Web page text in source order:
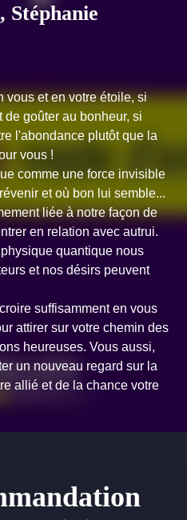
Stéphanie
vous et en votre étoile, si
goûter au bonheur, si
l'abondance plutôt que la
vous !
comme une force invisible
et où bon lui semble...
liée à notre façon de
en relation avec autrui.
quantique nous
et nos désirs peuvent
suffisamment en vous
attirer sur votre chemin des
heureuses. Vous aussi,
un nouveau regard sur la
allié et de la chance votre